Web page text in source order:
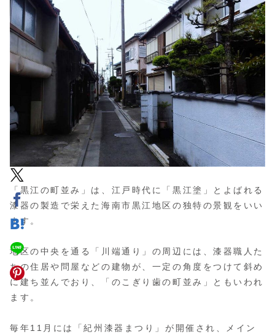
「黒江の町並み」は、江戸時代に「黒江塗」とよばれる
漆器の製造で栄えた海南市黒江地区の独特の景観をいい
ます。
地区の中央を通る「川端通り」の周辺には、漆器職人た
ちの住居や問屋などの建物が、一定の角度をつけて斜め
に建ち並んでおり、「のこぎり歯の町並み」ともいわれ
ます。
毎年11月には「紀州漆器まつり」が開催され、メイン